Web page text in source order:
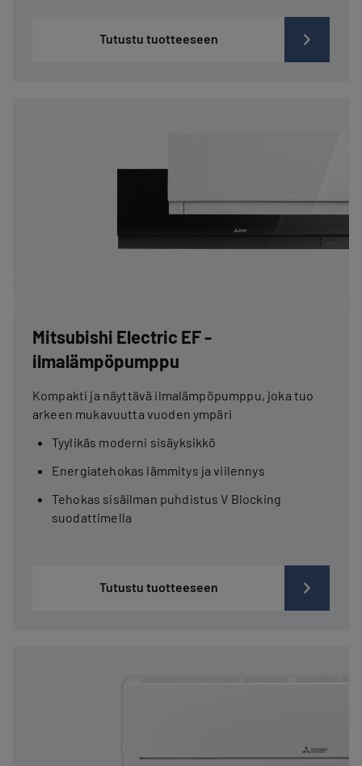
Tutustu tuotteeseen
Mitsubishi Electric EF -
ilmalämpöpumppu
Kompakti ja näyttävä ilmalämpöpumppu, joka tuo
arkeen mukavuutta vuoden ympäri
Tyylikäs moderni sisäyksikkö
Energiatehokas lämmitys ja viilennys
Tehokas sisäilman puhdistus V Blocking
suodattimella
Tutustu tuotteeseen